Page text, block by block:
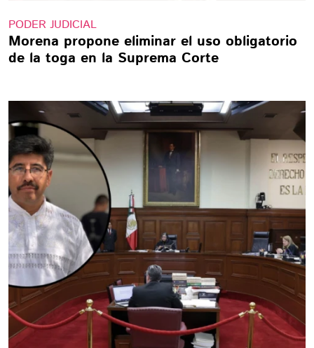
PODER JUDICIAL
Morena propone eliminar el uso obligatorio
de la toga en la Suprema Corte